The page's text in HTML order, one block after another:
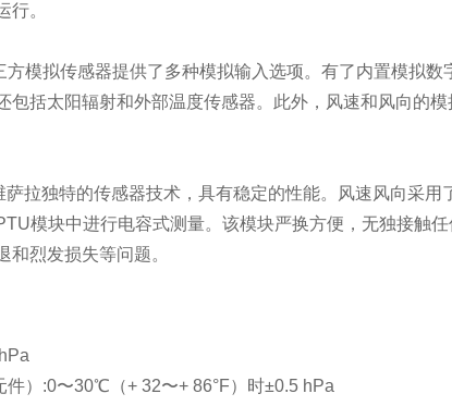
行。
方模拟传感器提供了多种模拟输入选项。有了内置模拟
包括太阳辐射和外部温度传感器。此外，风速和风向的
萨拉独特的传感器技术，具有稳定的性能。风速风向采
模块中进行电容式测量。该模块严换方便，无独接触
和烈发损失等问题。
件）:0〜30℃（+ 32〜+ 86°F）时±0.5 hPa